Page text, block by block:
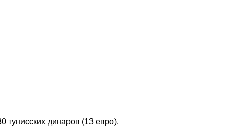
тунисских динаров (13 евро).